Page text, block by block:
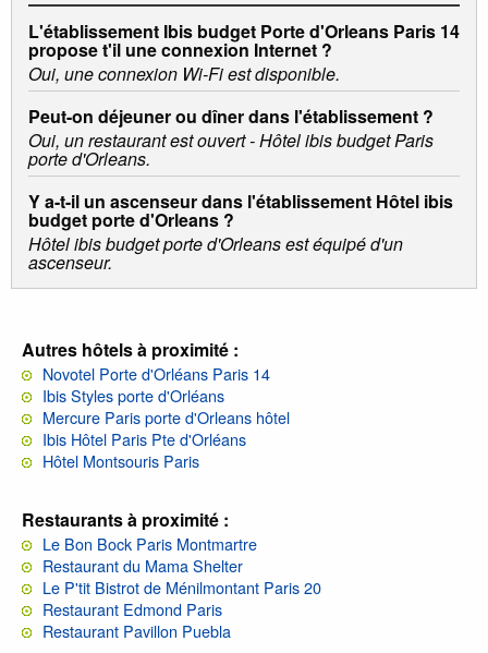
L'établissement Ibis budget Porte d'Orleans Paris 14
propose t'il une connexion Internet ?
Oui, une connexion Wi-Fi est disponible.
Peut-on déjeuner ou dîner dans l'établissement ?
Oui, un restaurant est ouvert - Hôtel ibis budget Paris
porte d'Orleans.
Y a-t-il un ascenseur dans l'établissement Hôtel ibis
budget porte d'Orleans ?
Hôtel ibis budget porte d'Orleans est équipé d'un
ascenseur.
Autres hôtels à proximité :
Novotel Porte d'Orléans Paris 14
Ibis Styles porte d'Orléans
Mercure Paris porte d'Orleans hôtel
Ibis Hôtel Paris Pte d'Orléans
Hôtel Montsouris Paris
Restaurants à proximité :
Le Bon Bock Paris Montmartre
Restaurant du Mama Shelter
Le P'tit Bistrot de Ménilmontant Paris 20
Restaurant Edmond Paris
Restaurant Pavillon Puebla